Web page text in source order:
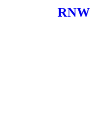
RNW